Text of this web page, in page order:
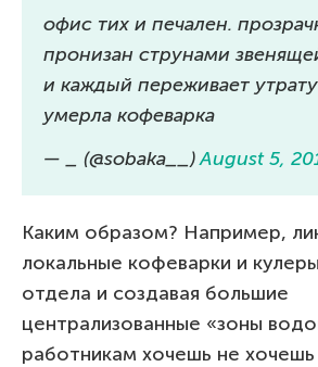
офис тих и печален.
пронизан струнами
и каждый переживает
умерла кофеварка
— _ (@sobaka__)August 5,
Каким образом? Например,
локальные кофеварки и
отдела и создавая большие
централизованные «зоны
работникам хочешь не